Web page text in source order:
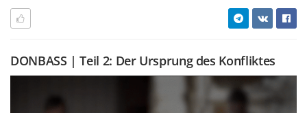
DONBASS | Teil 2: Der Ursprung des Konfliktes